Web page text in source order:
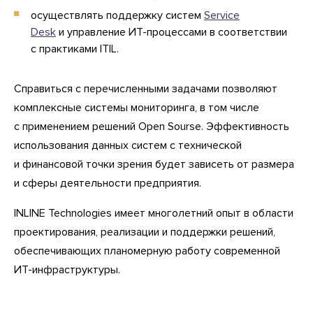
осуществлять поддержку систем Service
Desk и управление ИТ-процессами в соответствии
с практиками ITIL.
Справиться с перечисленными задачами позволяют
комплексные системы мониторинга, в том числе
с применением решений Open Sourse. Эффективность
использования данных систем с технической
и финансовой точки зрения будет зависеть от размера
и сферы деятельности предприятия.
INLINE Technologies имеет многолетний опыт в области
проектирования, реализации и поддержки решений,
обеспечивающих планомерную работу современной
ИТ-инфраструктуры.